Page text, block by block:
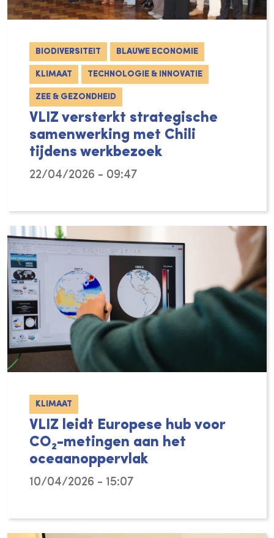
BIODIVERSITEIT BLAUWE ECONOMIE
KLIMAAT TECHNOLOGIE & INNOVATIE
ZEE & GEZONDHEID
VLIZ versterkt strategische
samenwerking met Chili
tijdens werkbezoek
22/04/2026 - 09:47
KLIMAAT
VLIZ leidt Europese hub voor
CO₂-metingen aan het
oceaanoppervlak
10/04/2026 - 15:07